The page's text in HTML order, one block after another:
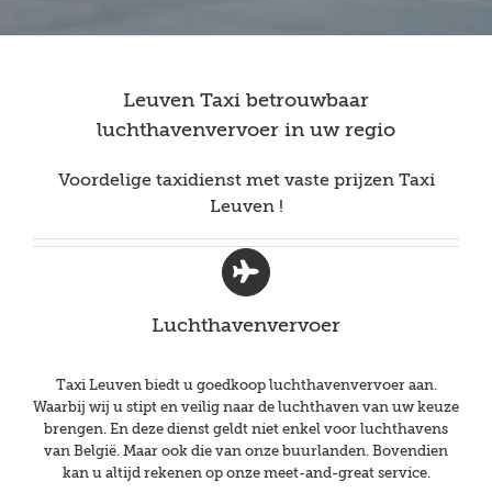
Leuven Taxi betrouwbaar
luchthavenvervoer in uw regio
Voordelige taxidienst met vaste prijzen Taxi
Leuven !
Luchthavenvervoer
Taxi Leuven biedt u goedkoop luchthavenvervoer aan.
Waarbij wij u stipt en veilig naar de luchthaven van uw keuze
brengen. En deze dienst geldt niet enkel voor luchthavens
van België. Maar ook die van onze buurlanden. Bovendien
kan u altijd rekenen op onze meet-and-great service.